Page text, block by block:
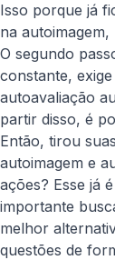
Isso porque já
na
O segundo
constante,
autoavaliação
partir disso, é
Então, tirou
autoimagem e
ações? Esse já
importante
melhor
questões de